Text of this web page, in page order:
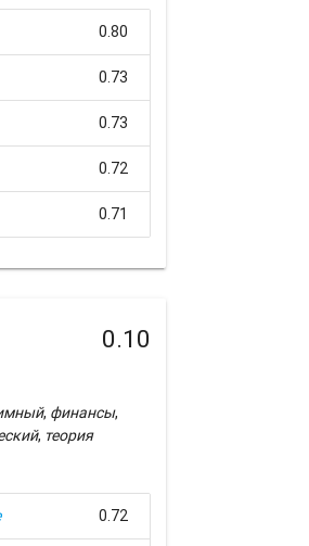
0.80
0.73
0.73
0.72
0.71
0.10
, финансы,
, теория
0.72